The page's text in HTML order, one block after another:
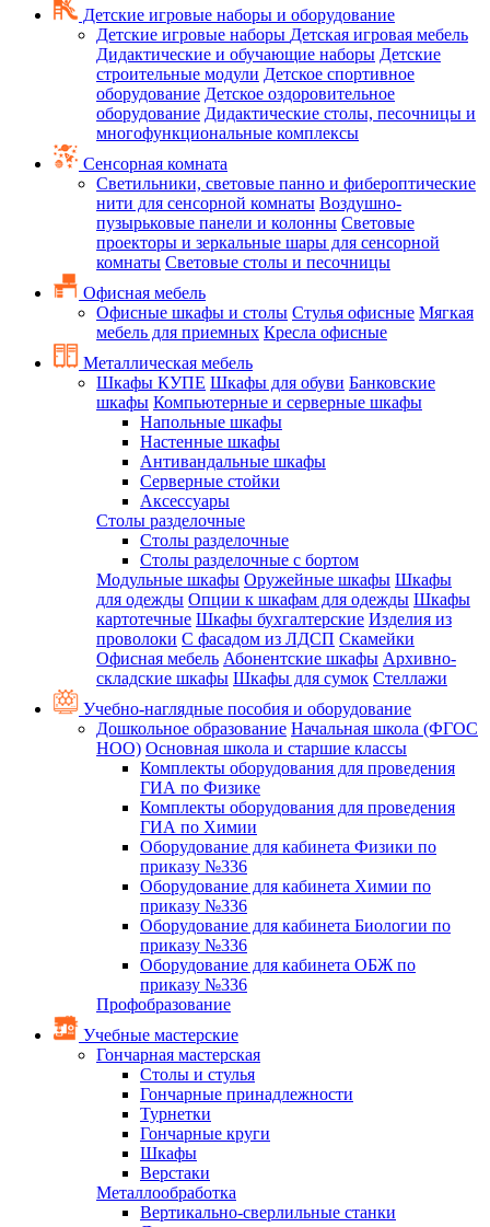
Детские игровые наборы и оборудование
Детские игровые наборы Детская игровая мебель
Дидактические и обучающие наборы Детские
строительные модули Детское спортивное
оборудование Детское оздоровительное
оборудование Дидактические столы, песочницы и
многофункциональные комплексы
Сенсорная комната
Светильники, световые панно и фибероптические
нити для сенсорной комнаты Воздушно-
пузырьковые панели и колонны Световые
проекторы и зеркальные шары для сенсорной
комнаты Световые столы и песочницы
Офисная мебель
Офисные шкафы и столы Стулья офисные Мягкая
мебель для приемных Кресла офисные
Металлическая мебель
Шкафы КУПЕ Шкафы для обуви Банковские
шкафы Компьютерные и серверные шкафы
Напольные шкафы
Настенные шкафы
Антивандальные шкафы
Серверные стойки
Аксессуары
Столы разделочные
Столы разделочные
Столы разделочные с бортом
Модульные шкафы Оружейные шкафы Шкафы
для одежды Опции к шкафам для одежды Шкафы
картотечные Шкафы бухгалтерские Изделия из
проволоки С фасадом из ЛДСП Скамейки
Офисная мебель Абонентские шкафы Архивно-
складские шкафы Шкафы для сумок Стеллажи
Учебно-наглядные пособия и оборудование
Дошкольное образование Начальная школа (ФГОС
НОО) Основная школа и старшие классы
Комплекты оборудования для проведения
ГИА по Физике
Комплекты оборудования для проведения
ГИА по Химии
Оборудование для кабинета Физики по
приказу №336
Оборудование для кабинета Химии по
приказу №336
Оборудование для кабинета Биологии по
приказу №336
Оборудование для кабинета ОБЖ по
приказу №336
Профобразование
Учебные мастерские
Гончарная мастерская
Столы и стулья
Гончарные принадлежности
Турнетки
Гончарные круги
Шкафы
Верстаки
Металлообработка
Вертикально-сверлильные станки